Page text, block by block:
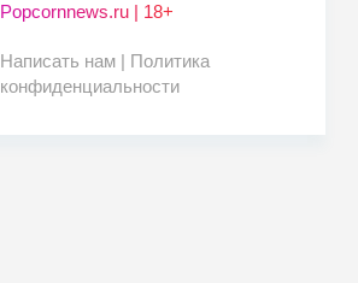
Popcornnews.ru | 18+
Написать нам | Политика
конфиденциальности